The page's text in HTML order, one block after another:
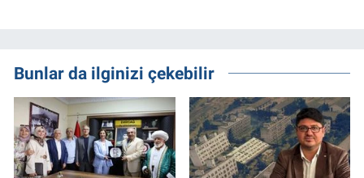
Bunlar da ilginizi çekebilir